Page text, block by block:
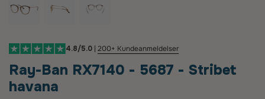
4.8/5.0 | 200+ Kundeanmeldelser
Ray-Ban RX7140 - 5687 - Stribet
havana